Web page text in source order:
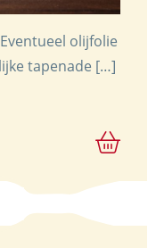
olijfolie
tapenade […]